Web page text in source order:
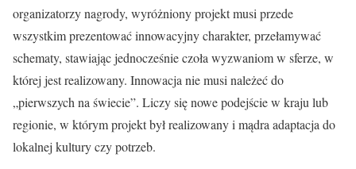
organizatorzy nagrody, wyróżniony projekt musi przede
wszystkim prezentować innowacyjny charakter, przełamywać
schematy, stawiając jednocześnie czoła wyzwaniom w sferze, w
której jest realizowany. Innowacja nie musi należeć do
„pierwszych na świecie”. Liczy się nowe podejście w kraju lub
regionie, w którym projekt był realizowany i mądra adaptacja do
lokalnej kultury czy potrzeb.